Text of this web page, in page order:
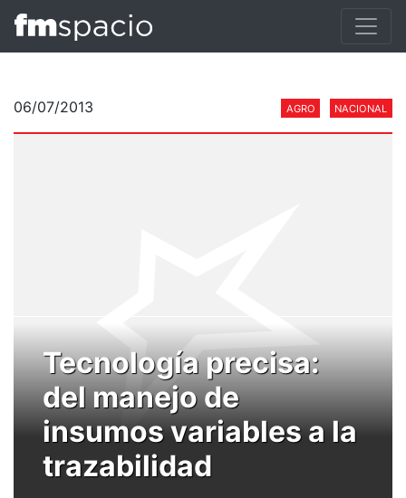
06/07/2013 AGRO NACIONAL
Tecnología precisa:
del manejo de
insumos variables a la
trazabilidad